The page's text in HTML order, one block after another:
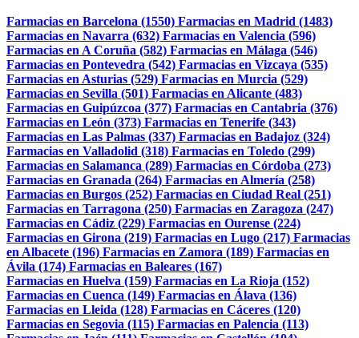
Farmacias en Barcelona (1550) Farmacias en Madrid (1483)
Farmacias en Navarra (632) Farmacias en Valencia (596)
Farmacias en A Coruña (582) Farmacias en Málaga (546)
Farmacias en Pontevedra (542) Farmacias en Vizcaya (535)
Farmacias en Asturias (529) Farmacias en Murcia (529)
Farmacias en Sevilla (501) Farmacias en Alicante (483)
Farmacias en Guipúzcoa (377) Farmacias en Cantabria (376)
Farmacias en León (373) Farmacias en Tenerife (343)
Farmacias en Las Palmas (337) Farmacias en Badajoz (324)
Farmacias en Valladolid (318) Farmacias en Toledo (299)
Farmacias en Salamanca (289) Farmacias en Córdoba (273)
Farmacias en Granada (264) Farmacias en Almería (258)
Farmacias en Burgos (252) Farmacias en Ciudad Real (251)
Farmacias en Tarragona (250) Farmacias en Zaragoza (247)
Farmacias en Cádiz (229) Farmacias en Ourense (224)
Farmacias en Girona (219) Farmacias en Lugo (217) Farmacias
en Albacete (196) Farmacias en Zamora (189) Farmacias en
Ávila (174) Farmacias en Baleares (167)
Farmacias en Huelva (159) Farmacias en La Rioja (152)
Farmacias en Cuenca (149) Farmacias en Álava (136)
Farmacias en Lleida (128) Farmacias en Cáceres (120)
Farmacias en Segovia (115) Farmacias en Palencia (113)